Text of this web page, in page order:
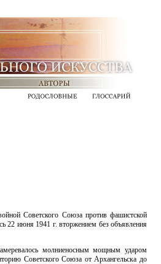
Советского Союза против фашистской
22 июня 1941 г. вторжением без объявления
молниеносным мощным ударом
Советского Союза от Архангельска до